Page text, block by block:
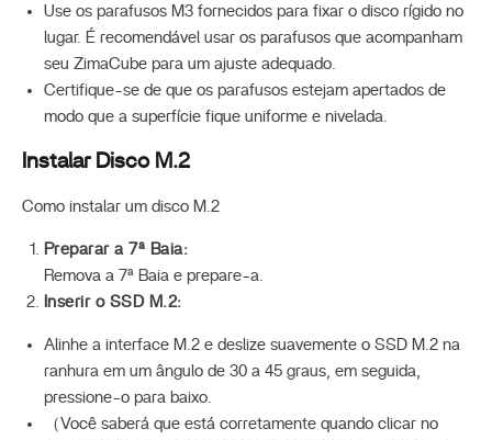
Use os parafusos M3 fornecidos para fixar o disco rígido no
lugar. É recomendável usar os parafusos que acompanham
seu ZimaCube para um ajuste adequado.
Certifique-se de que os parafusos estejam apertados de
modo que a superfície fique uniforme e nivelada.
Instalar Disco M.2
Como instalar um disco M.2
Preparar a 7ª Baia:
Remova a 7ª Baia e prepare-a.
Inserir o SSD M.2:
Alinhe a interface M.2 e deslize suavemente o SSD M.2 na
ranhura em um ângulo de 30 a 45 graus, em seguida,
pressione-o para baixo.
（Você saberá que está corretamente quando clicar no